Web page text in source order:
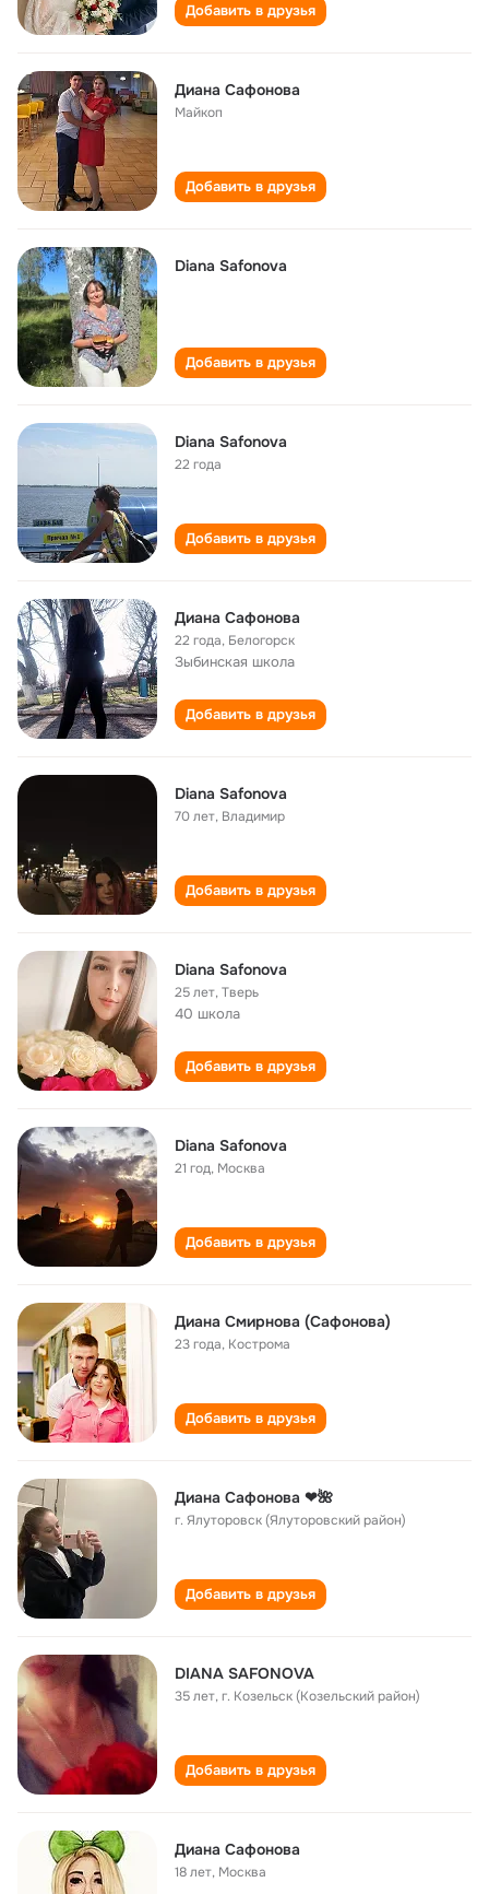
Добавить в друзья
Диана Сафонова
Майкоп
Добавить в друзья
Diana Safonova
Добавить в друзья
Diana Safonova
22 года
Добавить в друзья
Диана Сафонова
22 года, Белогорск
Зыбинская школа
Добавить в друзья
Diana Safonova
70 лет, Владимир
Добавить в друзья
Diana Safonova
25 лет,Тверь
40 школа
Добавить в друзья
Diana Safonova
21 год, Москва
Добавить в друзья
Диана Смирнова (Сафонова)
23 года, Кострома
Добавить в друзья
Диана Сафонова ❤🌺
г. Ялуторовск (Ялуторовский район)
Добавить в друзья
DIANA SAFONOVA
35 лет,г. Козельск (Козельский район)
Добавить в друзья
Диана Сафонова
18 лет, Москва